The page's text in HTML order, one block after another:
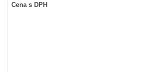
Cena s DPH